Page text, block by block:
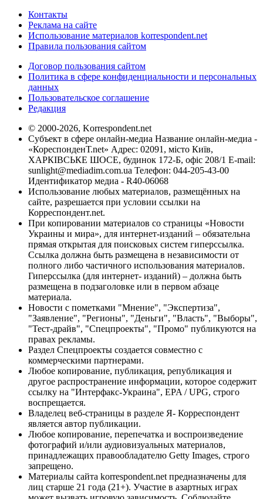
Контакты
Реклама на сайте
Использование материалов korrespondent.net
Правила пользования сайтом
Договор пользования сайтом
Политика в сфере конфиденциальности и персональных
данных
Пользовательское соглашение
Редакция
© 2000-2026, Korrespondent.net
Субъект в сфере онлайн-медиа Название онлайн-медиа -
«КореспонденТ.net» Адрес: 02091, місто Київ,
ХАРКІВСЬКЕ ШОСЕ, будинок 172-Б, офіс 208/1 E-mail:
sunlight@mediadim.com.ua Телефон: 044-205-43-00
Идентификатор медиа - R40-06068
Использование любых материалов, размещённых на
сайте, разрешается при условии ссылки на
Корреспондент.net.
При копировании материалов со страницы «Новости
Украины и мира», для интернет-изданий – обязательна
прямая открытая для поисковых систем гиперссылка.
Ссылка должна быть размещена в независимости от
полного либо частичного использования материалов.
Гиперссылка (для интернет- изданий) – должна быть
размещена в подзаголовке или в первом абзаце
материала.
Новости с пометками "Мнение", "Экспертиза",
"Заявление", "Регионы", "Деньги", "Власть", "Выборы",
"Тест-драйв", "Спецпроекты", "Промо" публикуются на
правах рекламы.
Раздел Спецпроекты создается совместно с
коммерческими партнерами.
Любое копирование, публикация, републикация и
другое распространение информации, которое содержит
ссылку на "Интерфакс-Украина", EPA / UPG, строго
воспрещается.
Владелец веб-страницы в разделе Я- Корреспондент
является автор публикации.
Любое копирование, перепечатка и воспроизведение
фотографий и/или аудиовизуальных материалов,
принадлежащих правообладателю Getty Images, строго
запрещено.
Материалы сайта korrespondent.net предназначены для
лиц старше 21 года (21+). Участие в азартных играх